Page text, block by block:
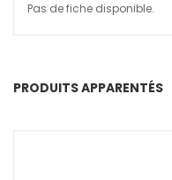
Pas de fiche disponible.
PRODUITS APPARENTÉS